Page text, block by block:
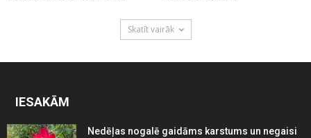
Skatīt vairāk
IESAKĀM
Nedēļas nogalē gaidāms karstums un negaisi